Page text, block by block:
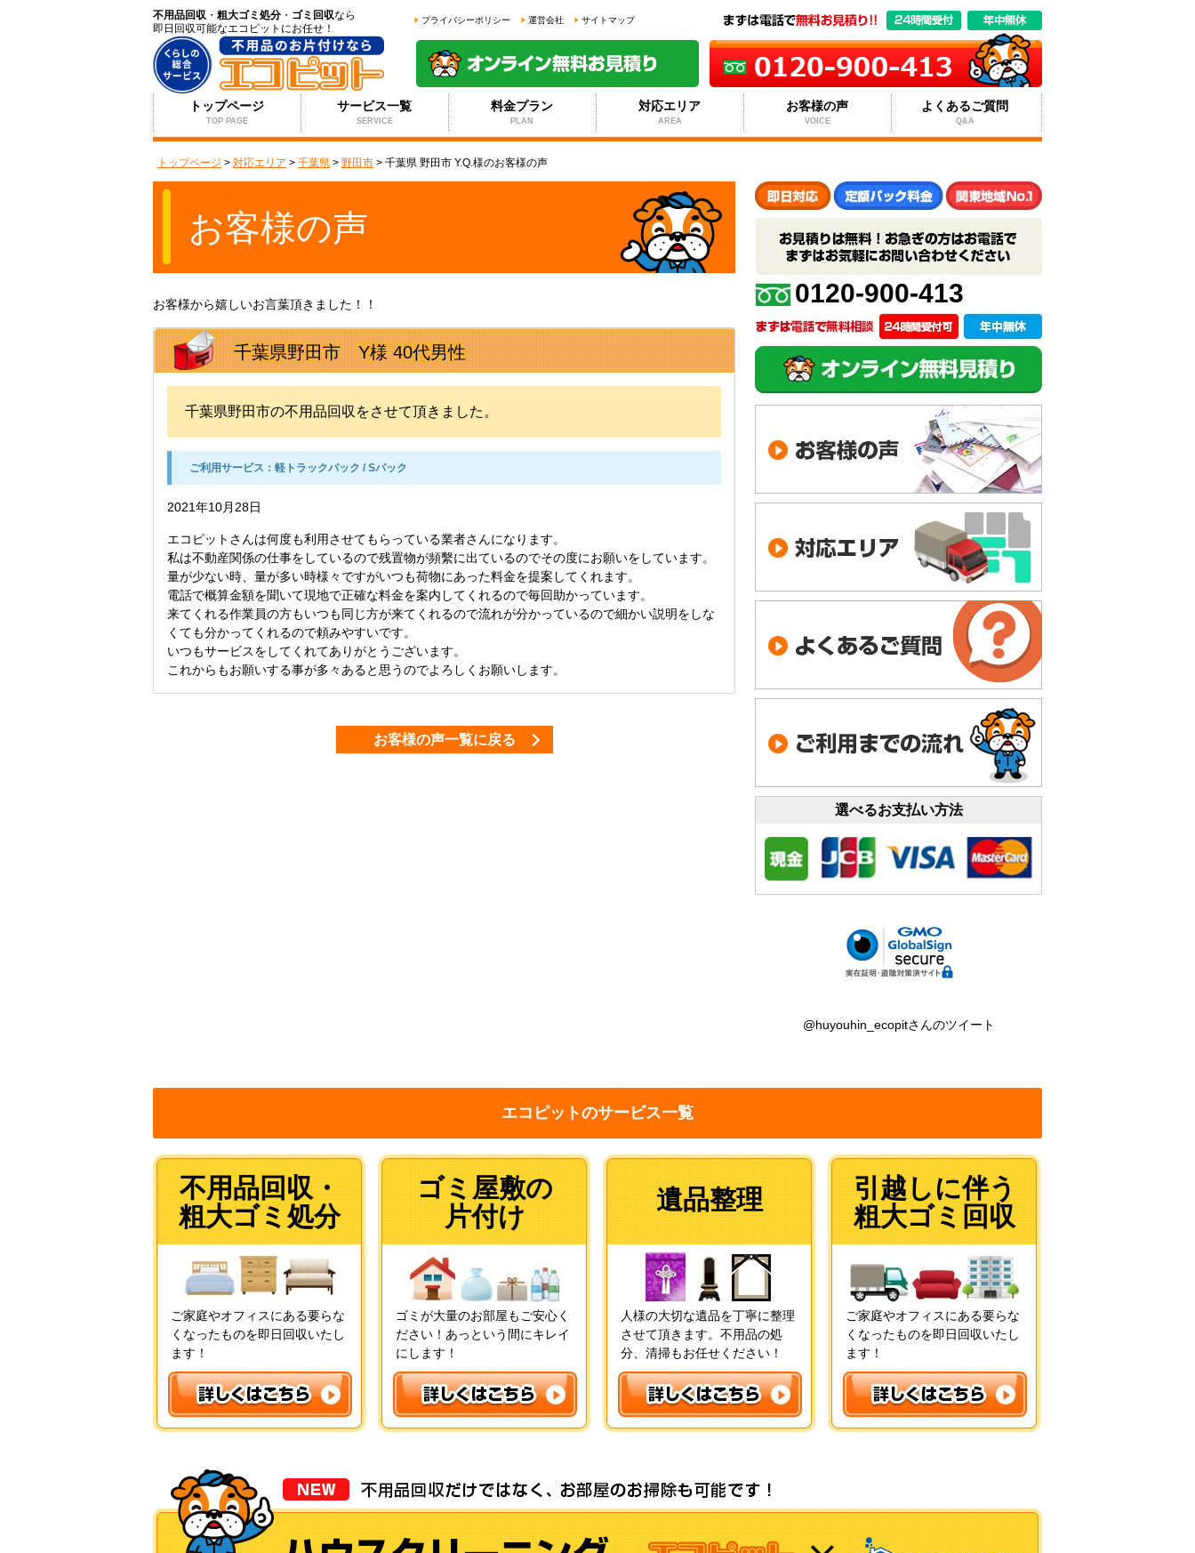
不用品回収 ・ 粗大ゴミ処分 ・ ゴミ回収なら
即日回収可能なエコピットにお任せ！
プライバシーポリシー 運営会社 サイトマップ
トップページ
TOP PAGE
サービス一覧
SERVICE
料金プラン
PLAN
対応エリア
AREA
お客様の声
VOICE
よくあるご質問
Q&A
トップページ > 対応エリア > 千葉県 > 野田市 > 千葉県 野田市 Y.Q.様のお客様の声
お客様の声
お客様から嬉しいお言葉頂きました！！
千葉県野田市 Y様 40代男性
千葉県野田市の不用品回収をさせて頂きました。
ご利用サービス： 軽トラックパック / Sパック
2021年10月28日
エコピットさんは何度も利用させてもらっている業者さんになります。
私は不動産関係の仕事をしているので残置物が頻繫に出ているのでその度にお願いをしています。
量が少ない時、量が多い時様々ですがいつも荷物にあった料金を提案してくれます。
電話で概算金額を聞いて現地で正確な料金を案内してくれるので毎回助かっています。
来てくれる作業員の方もいつも同じ方が来てくれるので流れが分かっているので細かい説明をしな
くても分かってくれるので頼みやすいです。
いつもサービスをしてくれてありがとうございます。
これからもお願いする事が多々あると思うのでよろしくお願いします。
お客様の声一覧に戻る
0120-900-413
選べるお支払い方法
@huyouhin_ecopitさんのツイート
エコピットのサービス一覧
不用品回収・
粗大ゴミ処分
ご家庭やオフィスにある要らな
くなったものを即日回収いたし
ます！
ゴミ屋敷の
片付け
ゴミが大量のお部屋もご安心く
ださい！あっという間にキレイ
にします！
遺品整理
人様の大切な遺品を丁寧に整理
させて頂きます。不用品の処
分、清掃もお任せください！
引越しに伴う
粗大ゴミ回収
ご家庭やオフィスにある要らな
くなったものを即日回収いたし
ます！